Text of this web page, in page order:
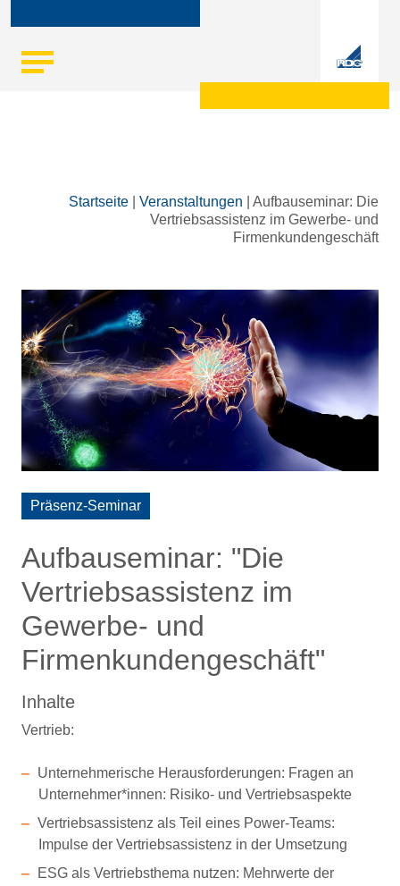
Startseite Veranstaltungen
Aufbauseminar: Die
Vertriebsassistenz im Gewerbe- und
Firmenkundengeschäft
Präsenz-Seminar
Aufbauseminar: "Die
Vertriebsassistenz im
Gewerbe- und
Firmenkundengeschäft"
Inhalte
Vertrieb:
Unternehmerische Herausforderungen: Fragen an
Unternehmer*innen: Risiko- und Vertriebsaspekte
Vertriebsassistenz als Teil eines Power-Teams:
Impulse der Vertriebsassistenz in der Umsetzung
ESG als Vertriebsthema nutzen: Mehrwerte der